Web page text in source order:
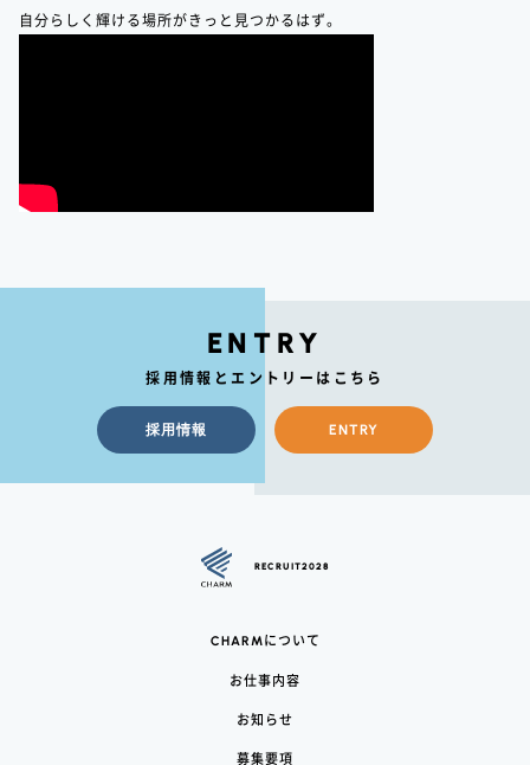
自分らしく輝ける場所がきっと見つかるはず。
ENTRY
採用情報とエントリーはこちら
採用情報 ENTRY
RECRUIT2028
CHARMについて
お仕事内容
お知らせ
募集要項